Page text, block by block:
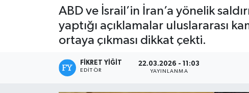
ABD ve İsrail’in İran’a yönelik
yaptığı açıklamalar uluslararası
ortaya çıkması dikkat çekti.
FIKRET YIĞIT
EDITÖR
22.03.2026 - 11:03
YAYINLANMA